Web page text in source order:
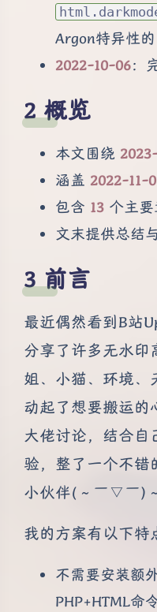
Argon特异性的
2022-10-06：
概览
本文围绕
涵盖 2022-11-
包含 13 个主
文末提供总结
前言
最近偶然看到B站
分享了许多无水印
姐、小猫、环境、
动起了想要搬运的
大佬讨论，结合自
验，整了一个不错
小伙伴(～￣▽￣)～
我的方案有以下特
不需要安装额
PHP+HTML命